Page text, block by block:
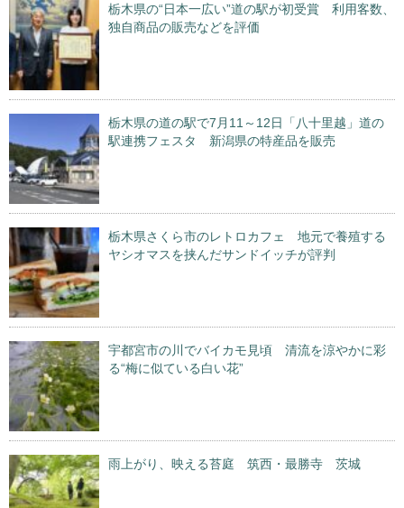
栃木県の“日本一広い”道の駅が初受賞 利用客数、
独自商品の販売などを評価
栃木県の道の駅で7月11～12日「八十里越」道の
駅連携フェスタ 新潟県の特産品を販売
栃木県さくら市のレトロカフェ 地元で養殖する
ヤシオマスを挟んだサンドイッチが評判
宇都宮市の川でバイカモ見頃 清流を涼やかに彩
る“梅に似ている白い花”
雨上がり、映える苔庭 筑西・最勝寺 茨城